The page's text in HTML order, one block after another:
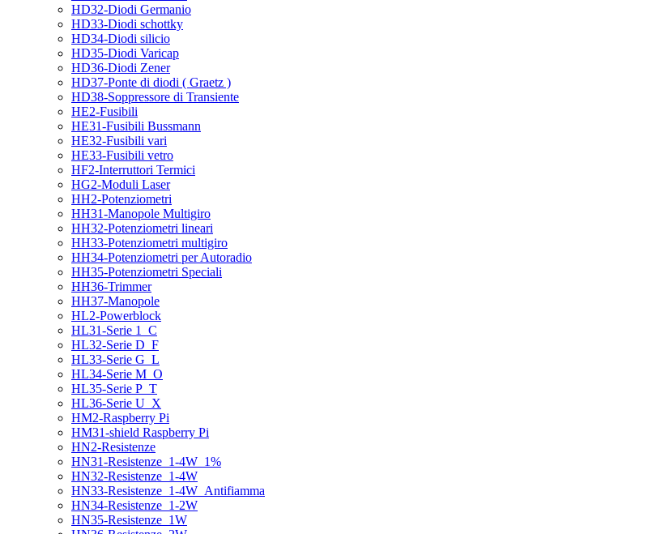
HD32-Diodi Germanio
HD33-Diodi schottky
HD34-Diodi silicio
HD35-Diodi Varicap
HD36-Diodi Zener
HD37-Ponte di diodi ( Graetz )
HD38-Soppressore di Transiente
HE2-Fusibili
HE31-Fusibili Bussmann
HE32-Fusibili vari
HE33-Fusibili vetro
HF2-Interruttori Termici
HG2-Moduli Laser
HH2-Potenziometri
HH31-Manopole Multigiro
HH32-Potenziometri lineari
HH33-Potenziometri multigiro
HH34-Potenziometri per Autoradio
HH35-Potenziometri Speciali
HH36-Trimmer
HH37-Manopole
HL2-Powerblock
HL31-Serie 1_C
HL32-Serie D_F
HL33-Serie G_L
HL34-Serie M_O
HL35-Serie P_T
HL36-Serie U_X
HM2-Raspberry Pi
HM31-shield Raspberry Pi
HN2-Resistenze
HN31-Resistenze_1-4W_1%
HN32-Resistenze_1-4W
HN33-Resistenze_1-4W_Antifiamma
HN34-Resistenze_1-2W
HN35-Resistenze_1W